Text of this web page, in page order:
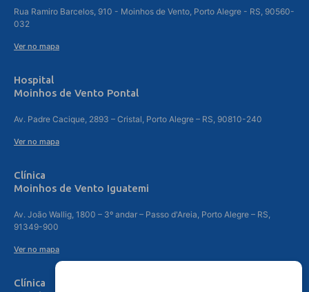
Rua Ramiro Barcelos, 910 - Moinhos de Vento, Porto Alegre - RS, 90560-
032
Ver no mapa
Hospital
Moinhos de Vento Pontal
Av. Padre Cacique, 2893 – Cristal, Porto Alegre – RS, 90810-240
Ver no mapa
Clínica
Moinhos de Vento Iguatemi
Av. João Wallig, 1800 – 3º andar – Passo d'Areia, Porto Alegre – RS,
91349-900
Ver no mapa
Clínica